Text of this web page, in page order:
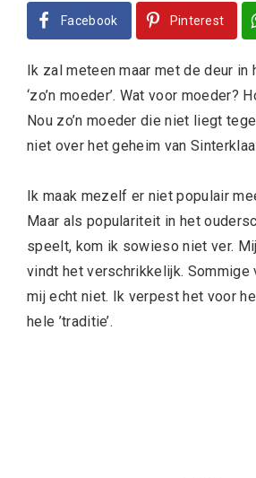
Facebook Pinterest
Ik zal meteen maar met de deur in
‘zo’n moeder’. Wat voor moeder?
Nou zo’n moeder die niet liegt
niet over het geheim van
Ik maak mezelf er niet populair
Maar als populariteit in het
speelt, kom ik sowieso niet ver.
vindt het verschrikkelijk. Sommige
mij echt niet. Ik verpest het voor
hele ’traditie’.